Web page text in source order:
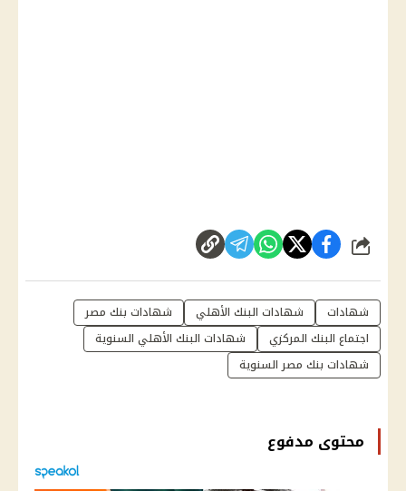
شارك
شهادات شهادات البنك الأهلي
شهادات بنك مصر
اجتماع البنك المركزي
شهادات البنك الأهلي السنوية
شهادات بنك مصر السنوية
محتوى مدفوع